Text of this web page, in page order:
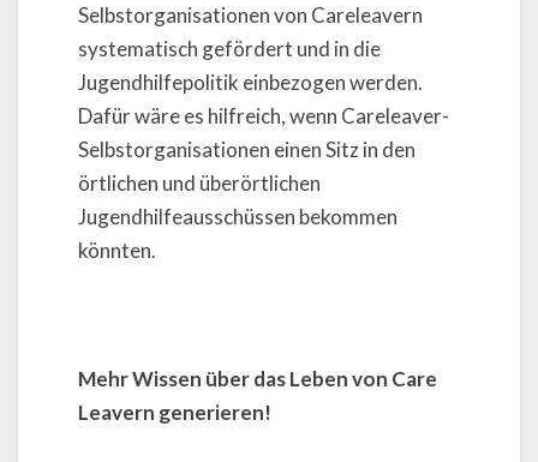
Selbstorganisationen von Careleavern
systematisch gefördert und in die
Jugendhilfepolitik einbezogen werden.
Dafür wäre es hilfreich, wenn Careleaver-
Selbstorganisationen einen Sitz in den
örtlichen und überörtlichen
Jugendhilfeausschüssen bekommen
könnten.
Mehr Wissen über das Leben von Care
Leavern generieren!